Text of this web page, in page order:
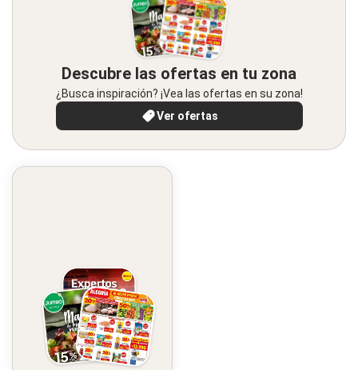
Descubre las ofertas en tu zona
¿Busca inspiración? ¡Vea las ofertas en su zona!
Ver ofertas